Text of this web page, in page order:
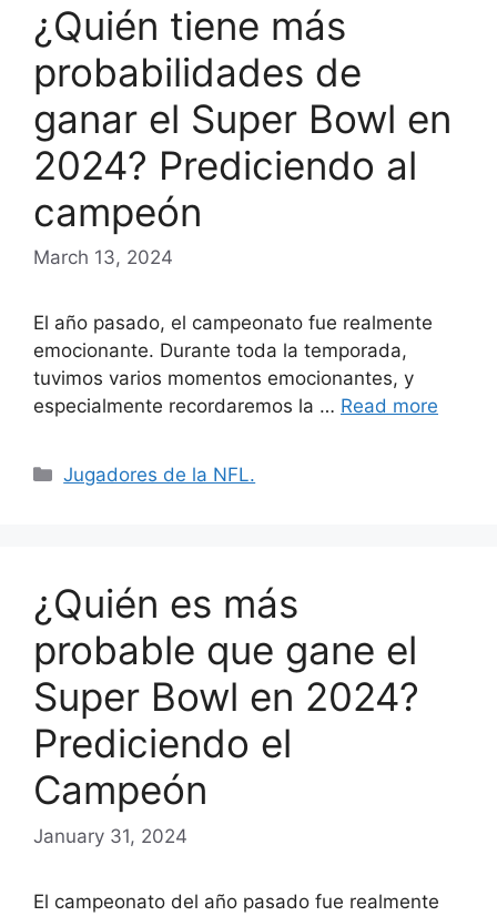
¿Quién tiene más
probabilidades de
ganar el Super Bowl en
2024? Prediciendo al
campeón
March 13, 2024
El año pasado, el campeonato fue realmente
emocionante. Durante toda la temporada,
tuvimos varios momentos emocionantes, y
especialmente recordaremos la … Read more
Categories
Jugadores de la NFL.
¿Quién es más
probable que gane el
Super Bowl en 2024?
Prediciendo el
Campeón
January 31, 2024
El campeonato del año pasado fue realmente